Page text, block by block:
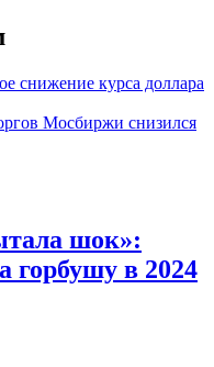
снижение курса доллара
Мосбиржи снизился
шок»:
горбушу в 2024